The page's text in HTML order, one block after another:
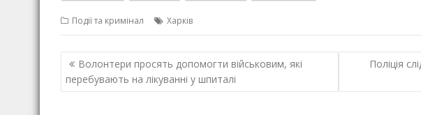
Події та кримінал Харків
Навігація
записів
Волонтери просять допомогти військовим, які
перебувають на лікуванні у шпиталі
Поліція